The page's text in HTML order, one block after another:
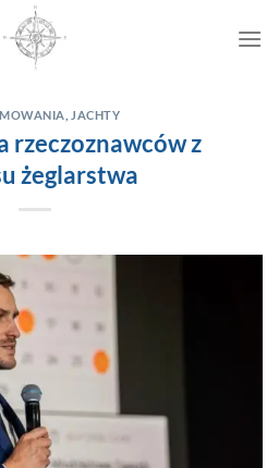
JACHTY
rzeczoznawców z
żeglarstwa